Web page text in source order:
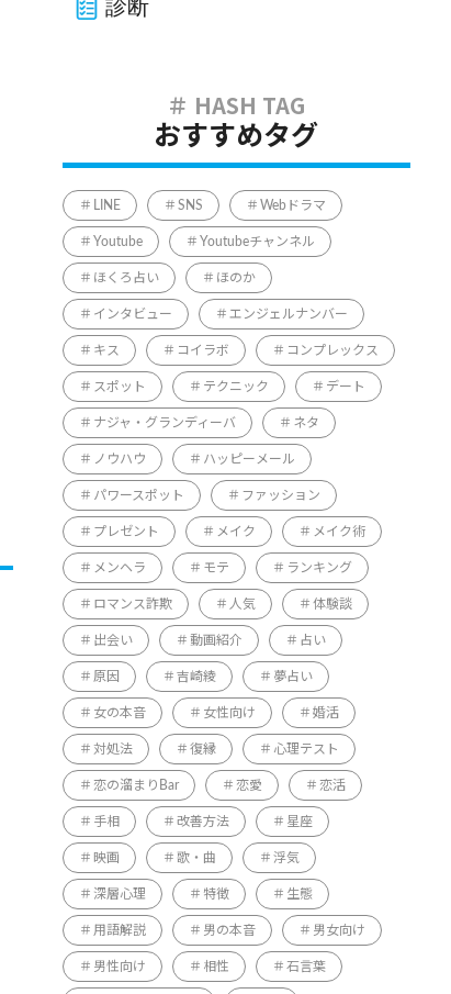
診断
おすすめタグ
LINE SNS Webドラマ
Youtube Youtubeチャンネル
ほくろ占い ほのか
インタビュー エンジェルナンバー
キス コイラボ コンプレックス
スポット テクニック デート
ナジャ・グランディーバ ネタ
ノウハウ ハッピーメール
パワースポット ファッション
プレゼント メイク メイク術
メンヘラ モテ ランキング
ロマンス詐欺 人気 体験談
出会い 動画紹介 占い
原因 吉崎綾 夢占い
女の本音 女性向け 婚活
対処法 復縁 心理テスト
恋の溜まりBar 恋愛 恋活
手相 改善方法 星座
映画 歌・曲 浮気
深層心理 特徴 生態
用語解説 男の本音 男女向け
男性向け 相性 石言葉